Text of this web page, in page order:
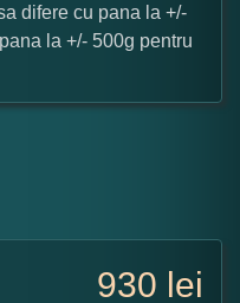
difere cu pana la +/-
la +/- 500g pentru
930 lei